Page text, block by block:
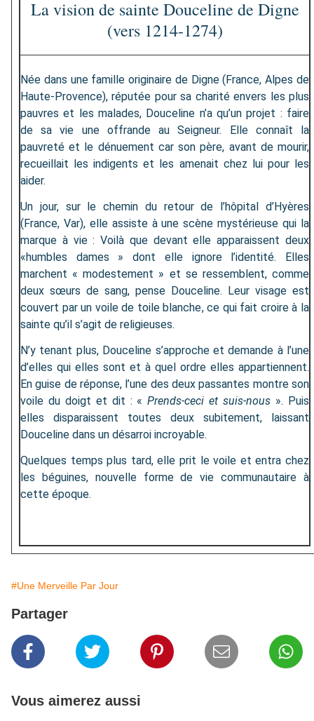
La vision de sainte Douceline de Digne
(vers 1214-1274)
Née dans une famille originaire de Digne (France, Alpes de
Haute-Provence), réputée pour sa charité envers les plus
pauvres et les malades, Douceline n’a qu’un projet : faire
de sa vie une offrande au Seigneur. Elle connaît la
pauvreté et le dénuement car son père, avant de mourir,
recueillait les indigents et les amenait chez lui pour les
aider.
Un jour, sur le chemin du retour de l’hôpital d’Hyères
(France, Var), elle assiste à une scène mystérieuse qui la
marque à vie : Voilà que devant elle apparaissent deux
«humbles dames » dont elle ignore l’identité. Elles
marchent « modestement » et se ressemblent, comme
deux sœurs de sang, pense Douceline. Leur visage est
couvert par un voile de toile blanche, ce qui fait croire à la
sainte qu’il s’agit de religieuses.
N’y tenant plus, Douceline s’approche et demande à l’une
d’elles qui elles sont et à quel ordre elles appartiennent.
En guise de réponse, l’une des deux passantes montre son
voile du doigt et dit : «Prends-ceci et suis-nous ». Puis
elles disparaissent toutes deux subitement, laissant
Douceline dans un désarroi incroyable.
Quelques temps plus tard, elle prit le voile et entra chez
les béguines, nouvelle forme de vie communautaire à
cette époque.
#Une Merveille Par Jour
Partager
Vous aimerez aussi